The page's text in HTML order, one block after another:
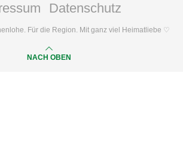
Datenschutz
Für die Region. Mit ganz viel Heimatliebe ♡
NACH OBEN